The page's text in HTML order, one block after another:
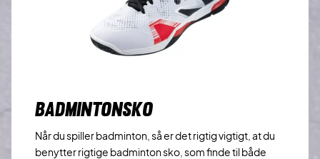
BADMINTONSKO
Når du spiller badminton, så er det rigtig vigtigt, at du
benytter rigtige badminton sko, som finde til både